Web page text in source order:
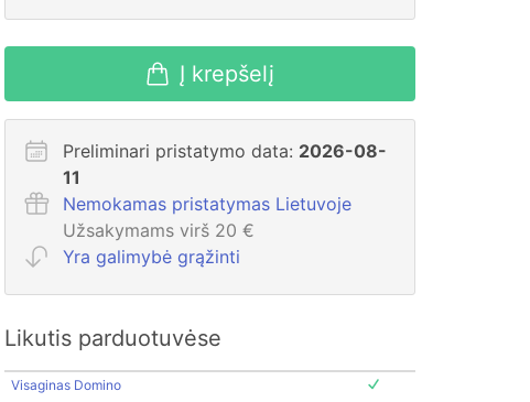
Į krepšelį
Preliminari pristatymo data: 2026-08-
11
Nemokamas pristatymas Lietuvoje
Užsakymams virš 20 €
Yra galimybė grąžinti
Likutis parduotuvėse
Visaginas Domino